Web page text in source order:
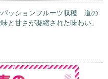
パッションフルーツ収穫 道の
と甘さが凝縮された味わい」